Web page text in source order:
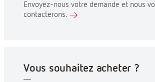
Envoyez-nous votre demande et nous
contacterons.
Vous souhaitez acheter ?